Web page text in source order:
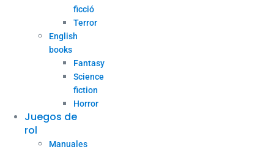
ficció
Terror
English
books
Fantasy
Science
fiction
Horror
Juegos de
rol
Manuales